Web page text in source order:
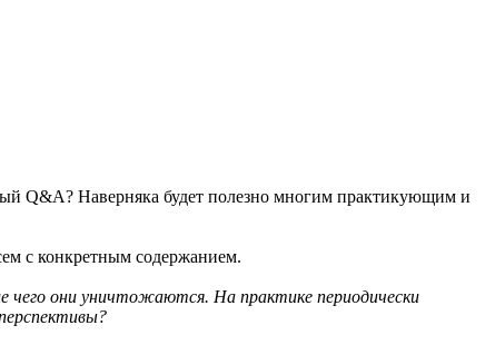
Q&A? Наверняка будет полезно многим практикующим и
с конкретным содержанием.
чего они уничтожаются. На практике периодически